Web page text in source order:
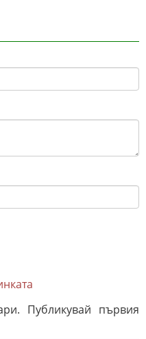
Публикувай първия